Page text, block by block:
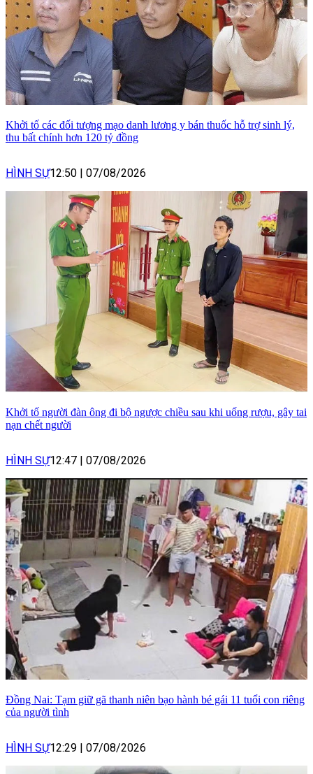
Khởi tố các đối tượng mạo danh lương y bán thuốc hỗ trợ sinh lý,
thu bất chính hơn 120 tỷ đồng
HÌNH SỰ12:50 | 07/08/2026
Khởi tố người đàn ông đi bộ ngược chiều sau khi uống rượu, gây tai
nạn chết người
HÌNH SỰ12:47 | 07/08/2026
Đồng Nai: Tạm giữ gã thanh niên bạo hành bé gái 11 tuổi con riêng
của người tình
HÌNH SỰ12:29 | 07/08/2026